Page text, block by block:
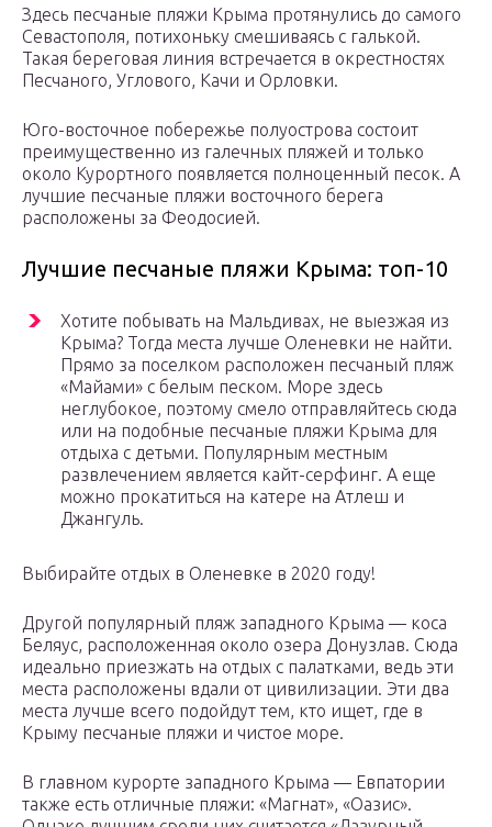
Здесь песчаные пляжи Крыма протянулись до самого
Севастополя, потихоньку смешиваясь с галькой.
Такая береговая линия встречается в окрестностях
Песчаного, Углового, Качи и Орловки.
Юго-восточное побережье полуострова состоит
преимущественно из галечных пляжей и только
около Курортного появляется полноценный песок. А
лучшие песчаные пляжи восточного берега
расположены за Феодосией.
Лучшие песчаные пляжи Крыма: топ-10
Хотите побывать на Мальдивах, не выезжая из
Крыма? Тогда места лучше Оленевки не найти.
Прямо за поселком расположен песчаный пляж
«Майами» с белым песком. Море здесь
неглубокое, поэтому смело отправляйтесь сюда
или на подобные песчаные пляжи Крыма для
отдыха с детьми. Популярным местным
развлечением является кайт-серфинг. А еще
можно прокатиться на катере на Атлеш и
Джангуль.
Выбирайте отдых в Оленевке в 2020 году!
Другой популярный пляж западного Крыма — коса
Беляус, расположенная около озера Донузлав. Сюда
идеально приезжать на отдых с палатками, ведь эти
места расположены вдали от цивилизации. Эти два
места лучше всего подойдут тем, кто ищет, где в
Крыму песчаные пляжи и чистое море.
В главном курорте западного Крыма — Евпатории
также есть отличные пляжи: «Магнат», «Оазис».